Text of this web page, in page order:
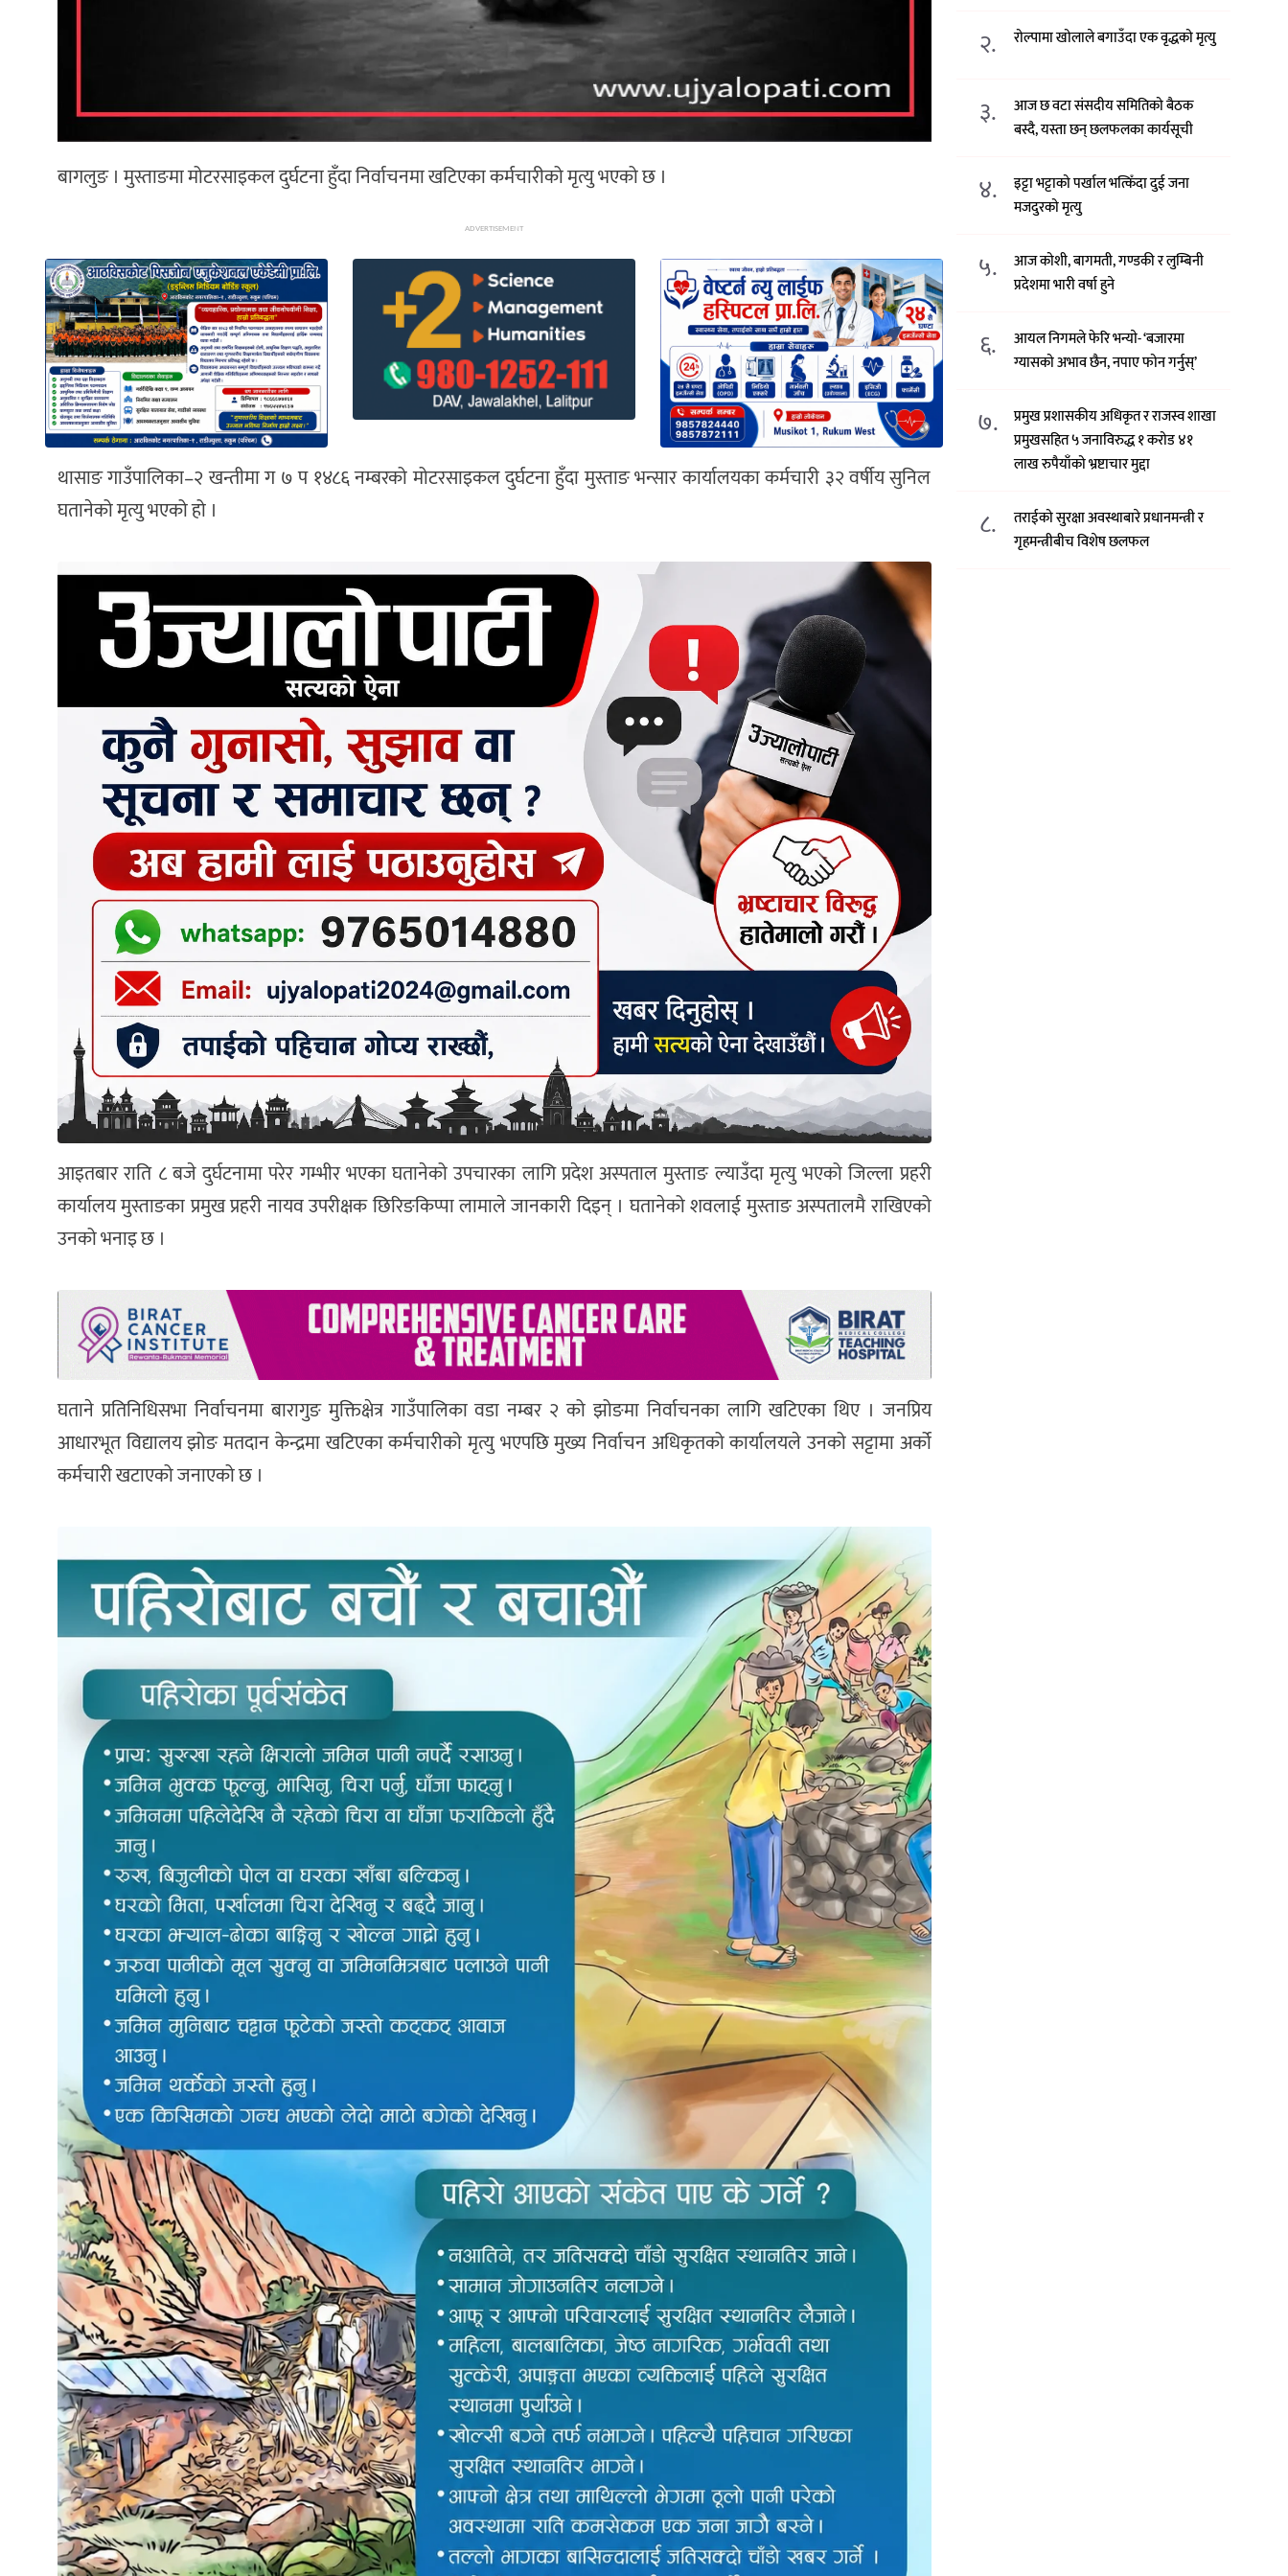
बागलुङ । मुस्ताङमा मोटरसाइकल दुर्घटना हुँदा निर्वाचनमा खटिएका कर्मचारीको मृत्यु भएको छ ।
ADVERTISEMENT
थासाङ गाउँपालिका–२ खन्तीमा ग ७ प १४८६ नम्बरको मोटरसाइकल दुर्घटना हुँदा मुस्ताङ भन्सार कार्यालयका कर्मचारी ३२ वर्षीय सुनिल
घतानेको मृत्यु भएको हो ।
आइतबार राति ८ बजे दुर्घटनामा परेर गम्भीर भएका घतानेको उपचारका लागि प्रदेश अस्पताल मुस्ताङ ल्याउँदा मृत्यु भएको जिल्ला प्रहरी
कार्यालय मुस्ताङका प्रमुख प्रहरी नायव उपरीक्षक छिरिङकिप्पा लामाले जानकारी दिइन् । घतानेको शवलाई मुस्ताङ अस्पतालमै राखिएको
उनको भनाइ छ ।
घताने प्रतिनिधिसभा निर्वाचनमा बारागुङ मुक्तिक्षेत्र गाउँपालिका वडा नम्बर २ को झोङमा निर्वाचनका लागि खटिएका थिए । जनप्रिय
आधारभूत विद्यालय झोङ मतदान केन्द्रमा खटिएका कर्मचारीको मृत्यु भएपछि मुख्य निर्वाचन अधिकृतको कार्यालयले उनको सट्टामा अर्को
कर्मचारी खटाएको जनाएको छ ।
२. रोल्पामा खोलाले बगाउँदा एक वृद्धको मृत्यु
३.
आज छ वटा संसदीय समितिको बैठक
बस्दै, यस्ता छन् छलफलका कार्यसूची
४.
इट्टा भट्टाको पर्खाल भत्किँदा दुई जना
मजदुरको मृत्यु
५.
आज कोशी, बागमती, गण्डकी र लुम्बिनी
प्रदेशमा भारी वर्षा हुने
६.
आयल निगमले फेरि भन्याे- ‘बजारमा
ग्यासको अभाव छैन, नपाए फोन गर्नुस्’
७.
प्रमुख प्रशासकीय अधिकृत र राजस्व शाखा
प्रमुखसहित ५ जनाविरुद्ध १ करोड ४१
लाख रुपैयाँको भ्रष्टाचार मुद्दा
८.
तराईको सुरक्षा अवस्थाबारे प्रधानमन्त्री र
गृहमन्त्रीबीच विशेष छलफल